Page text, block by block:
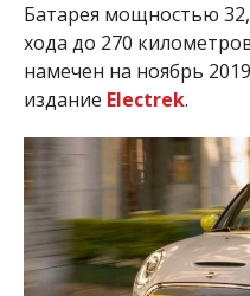
Батарея мощностью
хода до 270
намечен на ноябрь
издание Electrek.